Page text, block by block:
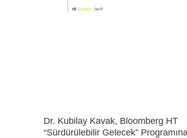
Dr. Kubilay Kavak, Bloomberg HT
“Gelecek Enerji” Programına Konuk